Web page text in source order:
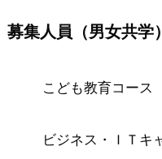
募集人員（男女共学）
こども教育
ビジネス・ＩＴキ